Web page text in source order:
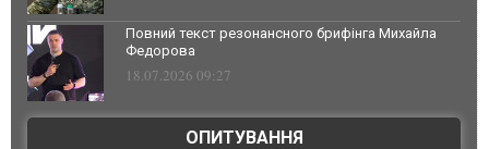
Повний текст резонансного брифінга Михайла
Федорова
18.07.2026 09:27
ОПИТУВАННЯ